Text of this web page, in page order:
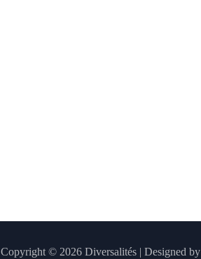
Copyright © 2026 Diversalités | Designed by